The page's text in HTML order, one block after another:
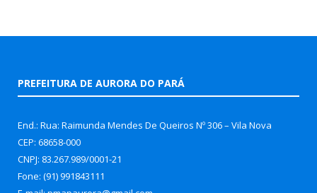
PREFEITURA DE AURORA DO PARÁ
End.: Rua: Raimunda Mendes De Queiros Nº 306 – Vila Nova
CEP: 68658-000
CNPJ: 83.267.989/0001-21
Fone: (91) 991843111